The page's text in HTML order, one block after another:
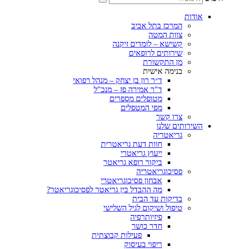
המרכז בתל אביב
צוות המטה
קשישא – לומדים זיקנה
שירותים לרופאים
מן התקשורת
בנימה אישית
ד״ר רון בן יצחק – מנהל רפואי
ד"ר אמירה פז – מנכ"ל
מטופלים מספרים
מפי המטפלים
שלנו
גריאטריה
חוות דעת גריאטרית
ייעוץ גריאטרי
ביקור רופא גריאטר
פסיכוגריאטריה
אבחון פסיכוגריאטרי
מה ההבדל בין גריאטר לפסיכוגריאטר?
בדיקות עד הבית
טיפול ושיקום לגיל השלישי
פיזיותרפיה
חדר כושר
פעילות קבוצתית
ריפוי בעיסוק